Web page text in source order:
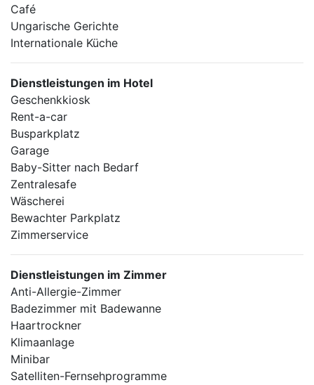
Café
Ungarische Gerichte
Internationale Küche
Dienstleistungen im Hotel
Geschenkkiosk
Rent-a-car
Busparkplatz
Garage
Baby-Sitter nach Bedarf
Zentralesafe
Wäscherei
Bewachter Parkplatz
Zimmerservice
Dienstleistungen im Zimmer
Anti-Allergie-Zimmer
Badezimmer mit Badewanne
Haartrockner
Klimaanlage
Minibar
Satelliten-Fernsehprogramme